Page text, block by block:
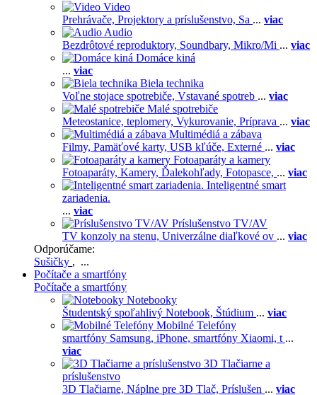
Video
Prehrávače, Projektory a príslušenstvo, Sa ... viac
Audio
Bezdrôtové reproduktory, Soundbary, Mikro/Mi ... viac
Domáce kiná
... viac
Biela technika
Voľne stojace spotrebiče, Vstavané spotreb ... viac
Malé spotrebiče
Meteostanice, teplomery, Vykurovanie, Príprava ... viac
Multimédiá a zábava
Filmy, Pamäťové karty, USB kľúče, Externé ... viac
Fotoaparáty a kamery
Fotoaparáty, Kamery, Ďalekohľady, Fotopasce, ... viac
Inteligentné smart
zariadenia.
... viac
Príslušenstvo TV/AV
TV konzoly na stenu, Univerzálne diaľkové ov ... viac
Odporúčame:
Sušičky , ...
Počítače a smartfóny
Počítače a smartfóny
Notebooky
Študentský spoľahlivý Notebook, Štúdium ... viac
Mobilné Telefóny
smartfóny Samsung, iPhone, smartfóny Xiaomi, t ...
viac
3D Tlačiarne a
príslušenstvo
3D Tlačiarne, Náplne pre 3D Tlač, Príslušen ... viac